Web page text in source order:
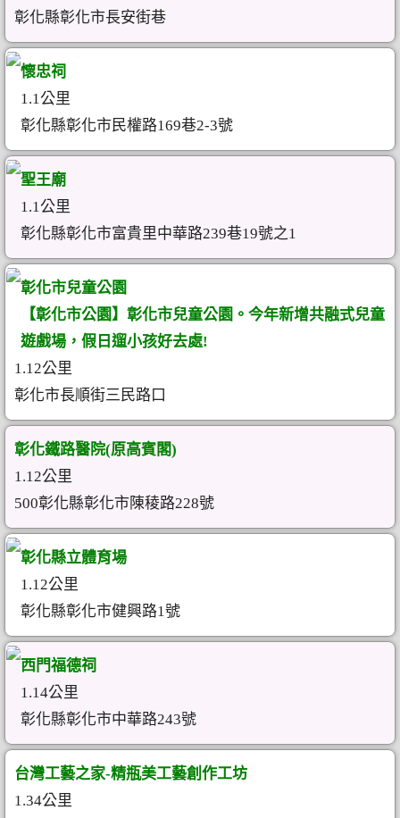
彰化縣彰化市長安街巷
懷忠祠
1.1公里
彰化縣彰化市民權路169巷2-3號
聖王廟
1.1公里
彰化縣彰化市富貴里中華路239巷19號之1
彰化市兒童公園
【彰化市公園】彰化市兒童公園。今年新增共融式兒童
遊戲場，假日遛小孩好去處!
1.12公里
彰化市長順街三民路口
彰化鐵路醫院(原高賓閣)
1.12公里
500彰化縣彰化市陳稜路228號
彰化縣立體育場
1.12公里
彰化縣彰化市健興路1號
西門福德祠
1.14公里
彰化縣彰化市中華路243號
台灣工藝之家-精瓶美工藝創作工坊
1.34公里